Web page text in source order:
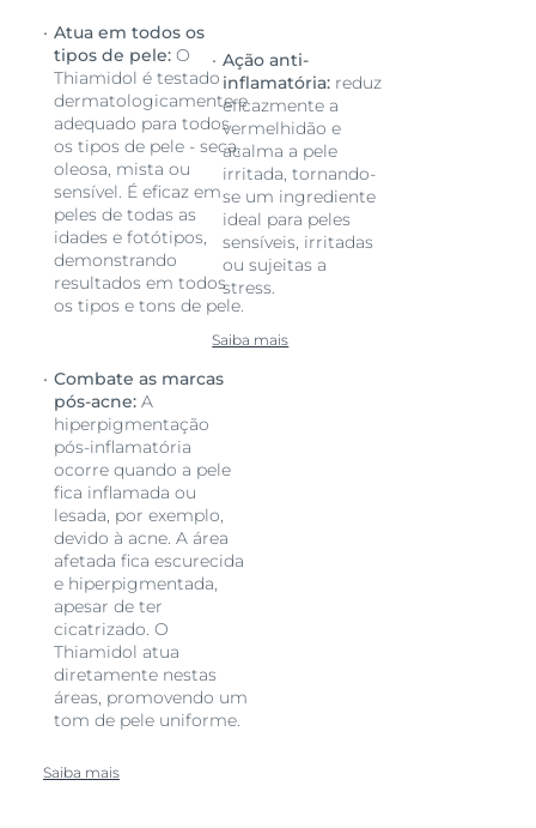
Atua em todos os
tipos de pele:O
Thiamidol é testado
dermatologicamente e
adequado para todos
os tipos de pele - seca,
oleosa, mista ou
sensível. É eficaz em
peles de todas as
idades e fotótipos,
demonstrando
resultados em todos
os tipos e tons de pele.
Combate as marcas
pós-acne:A
hiperpigmentação
pós-inflamatória
ocorre quando a pele
fica inflamada ou
lesada, por exemplo,
devido à acne. A área
afetada fica escurecida
e hiperpigmentada,
apesar de ter
cicatrizado. O
Thiamidol atua
diretamente nestas
áreas, promovendo um
tom de pele uniforme.
Saiba mais
Ação anti-
inflamatória: reduz
eficazmente a
vermelhidão e
acalma a pele
irritada, tornando-
se um ingrediente
ideal para peles
sensíveis, irritadas
ou sujeitas a
stress.
Saiba mais